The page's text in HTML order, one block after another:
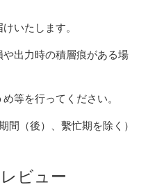
いたします。
出力時の積層痕がある場
等を行ってください。
間（後）、繫忙期を除く）
ビュー